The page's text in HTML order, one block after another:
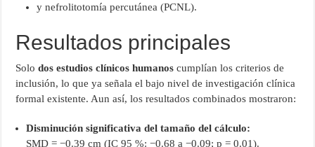
y nefrolitotomía percutánea (PCNL).
Resultados principales
Solodos estudios clínicos humanos cumplían los criterios de
inclusión, lo que ya señala el bajo nivel de investigación clínica
formal existente. Aun así, los resultados combinados mostraron:
Disminución significativa del tamaño del cálculo:
SMD = −0.39 cm (IC 95 %: −0.68 a −0.09; p = 0.01).